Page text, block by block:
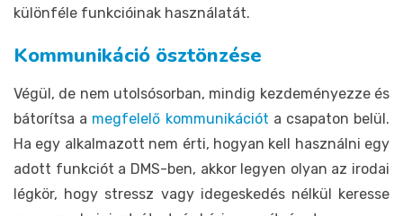
különféle funkcióinak használatát.
Kommunikáció ösztönzése
Végül, de nem utolsósorban, mindig kezdeményezze és
bátorítsa a megfelelő kommunikációt a csapaton belül.
Ha egy alkalmazott nem érti, hogyan kell használni egy
adott funkciót a DMS-ben, akkor legyen olyan az irodai
légkör, hogy stressz vagy idegeskedés nélkül keresse